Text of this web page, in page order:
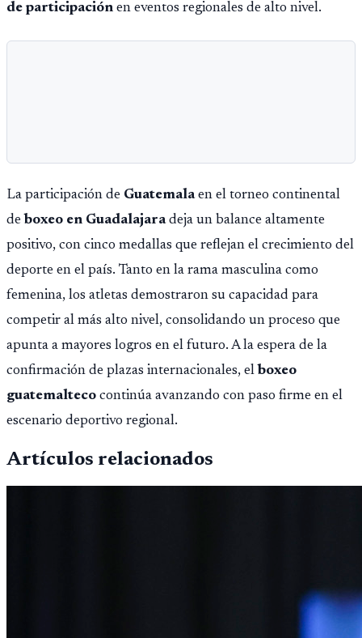
de participación en eventos regionales de alto nivel.
La participación de Guatemalaen el torneo continental
de boxeo en Guadalajaradeja un balance altamente
positivo, con cinco medallas que reflejan el crecimiento del
deporte en el país. Tanto en la rama masculina como
femenina, los atletas demostraron su capacidad para
competir al más alto nivel, consolidando un proceso que
apunta a mayores logros en el futuro. A la espera de la
confirmación de plazas internacionales, el boxeo
guatemalteco continúa avanzando con paso firme en el
escenario deportivo regional.
Artículos relacionados